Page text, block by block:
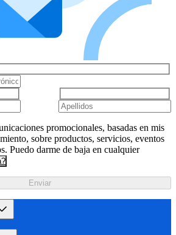
promocionales, basadas en mis
sobre productos, servicios, eventos
Puedo darme de baja en cualquier
Enviar